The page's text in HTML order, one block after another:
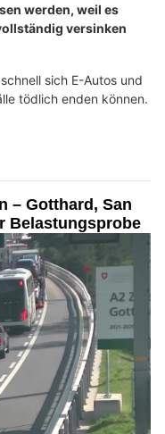
werden, weil es
versinken
sich E-Autos und
tödlich enden können.
– Gotthard, San
Belastungsprobe